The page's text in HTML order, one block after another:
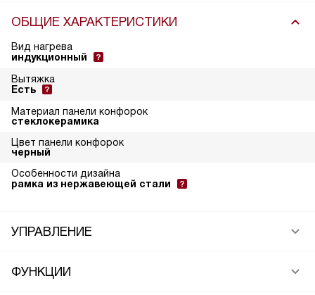
ОБЩИЕ ХАРАКТЕРИСТИКИ
Вид нагрева
индукционный
Вытяжка
Есть
Материал панели конфорок
стеклокерамика
Цвет панели конфорок
черный
Особенности дизайна
рамка из нержавеющей стали
УПРАВЛЕНИЕ
ФУНКЦИИ